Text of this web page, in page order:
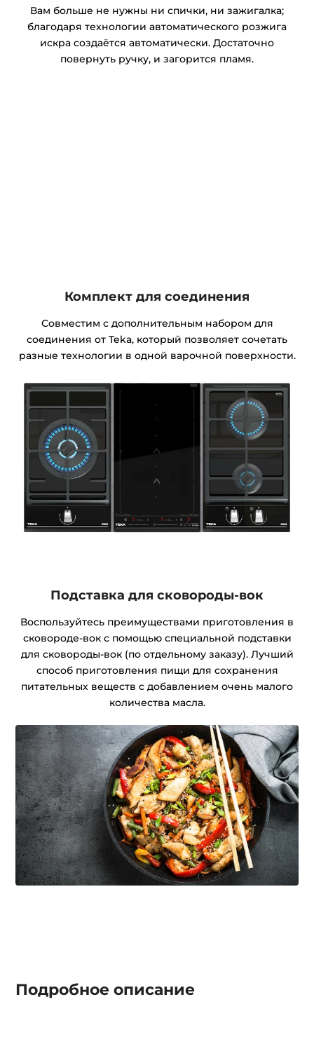
Вам больше не нужны ни спички, ни зажигалка;
благодаря технологии автоматического розжига
искра создаётся автоматически. Достаточно
повернуть ручку, и загорится пламя.
Комплект для соединения
Совместим с дополнительным набором для
соединения от Teka, который позволяет сочетать
разные технологии в одной варочной поверхности.
Подставка для сковороды-вок
Воспользуйтесь преимуществами приготовления в
сковороде-вок с помощью специальной подставки
для сковороды-вок (по отдельному заказу). Лучший
способ приготовления пищи для сохранения
питательных веществ с добавлением очень малого
количества масла.
Подробное описание